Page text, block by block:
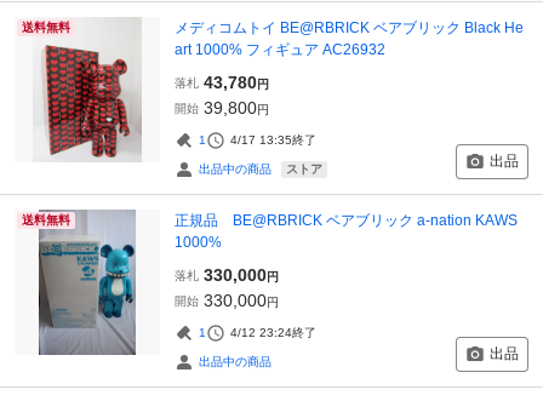
送料無料
メディコムトイ BE@RBRICK ベアブリック Black He
art 1000% フィギュア AC26932
落札 43,780円
開始 39,800円
1 4/17 13:35終了
出品中の商品 ストア 出品
送料無料
正規品 BE@RBRICK ベアブリック a-nation KAWS
1000%
落札 330,000円
開始 330,000円
1 4/12 23:24終了
出品中の商品 出品